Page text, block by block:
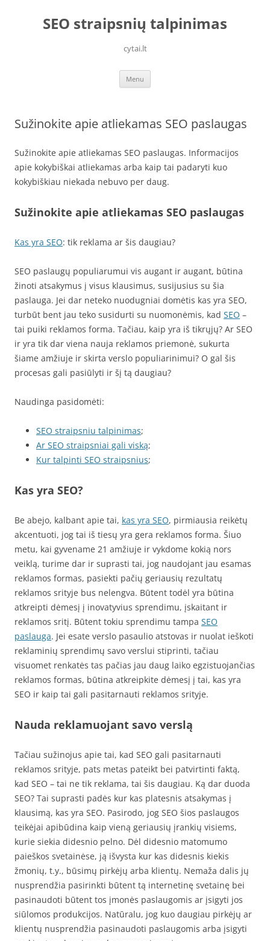
contentSEO straipsnių talpinimas
cytai.lt
Menu
Sužinokite apie atliekamas SEO paslaugas
Sužinokite apie atliekamas SEO paslaugas. Informacijos
apie kokybiškai atliekamas arba kaip tai padaryti kuo
kokybiškiau niekada nebuvo per daug.
Sužinokite apie atliekamas SEO paslaugas
Kas yra SEO: tik reklama ar šis daugiau?
SEO paslaugų populiarumui vis augant ir augant, būtina
žinoti atsakymus į visus klausimus, susijusius su šia
paslauga. Jei dar neteko nuodugniai domėtis kas yra SEO,
turbūt bent jau teko susidurti su nuomonėmis, kad SEO –
tai puiki reklamos forma. Tačiau, kaip yra iš tikrųjų? Ar SEO
ir yra tik dar viena nauja reklamos priemonė, sukurta
šiame amžiuje ir skirta verslo populiarinimui? O gal šis
procesas gali pasiūlyti ir šį tą daugiau?
Naudinga pasidomėti:
SEO straipsniu talpinimas;
Ar SEO straipsniai gali viską;
Kur talpinti SEO straipsnius;
Kas yra SEO?
Be abejo, kalbant apie tai, kas yra SEO, pirmiausia reikėtų
akcentuoti, jog tai iš tiesų yra gera reklamos forma. Šiuo
metu, kai gyvename 21 amžiuje ir vykdome kokią nors
veiklą, turime dar ir suprasti tai, jog naudojant jau esamas
reklamos formas, pasiekti pačių geriausių rezultatų
reklamos srityje bus nelengva. Būtent todėl yra būtina
atkreipti dėmesį į inovatyvius sprendimu, įskaitant ir
reklamos sritį. Būtent tokiu sprendimu tampa SEO
paslauga. Jei esate verslo pasaulio atstovas ir nuolat ieškoti
reklaminių sprendimų savo verslui stiprinti, tačiau
visuomet renkatės tas pačias jau daug laiko egzistuojančias
reklamos formas, būtina atkreipkite dėmesį į tai, kas yra
SEO ir kaip tai gali pasitarnauti reklamos srityje.
Nauda reklamuojant savo verslą
Tačiau sužinojus apie tai, kad SEO gali pasitarnauti
reklamos srityje, pats metas pateikt bei patvirtinti faktą,
kad SEO – tai ne tik reklama, tai šis daugiau. Ką dar duoda
SEO? Tai suprasti padės kur kas platesnis atsakymas į
klausimą, kas yra SEO. Pasirodo, jog SEO šios paslaugos
teikėjai apibūdina kaip vieną geriausių įrankių visiems,
kurie siekia didesnio pelno. Dėl didesnio matomumo
paieškos svetainėse, ją išvysta kur kas didesnis kiekis
žmonių, t.y., būsimų pirkėjų arba klientų. Nemaža dalis jų
nusprendžia pasirinkti būtent tą internetinę svetainę bei
pasinaudoti būtent tos įmonės paslaugomis ar įsigyti jos
siūlomos produkcijos. Natūralu, jog kuo daugiau pirkėjų ar
klientų nusprendžia pasinaudoti paslaugomis arba įsigyti